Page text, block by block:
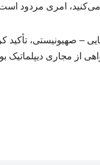
امری مردود
– صهیونیستی، تأکید
از مجاری دیپلماتیک